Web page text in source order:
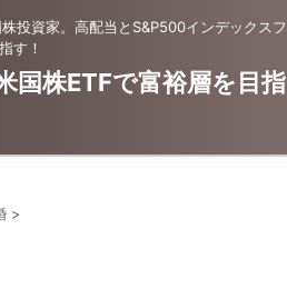
投資家。高配当とS&P500インデックスフ
す！
国株ETFで富裕層を目指
>